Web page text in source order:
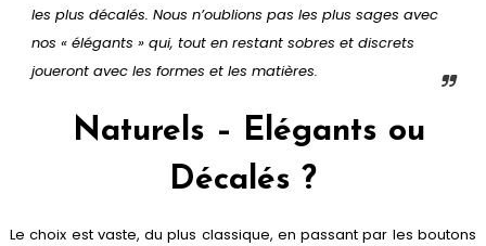
les plus décalés. Nous n’oublions pas les plus sages avec
nos « élégants » qui, tout en restant sobres et discrets
joueront avec les formes et les matières.
Naturels – Elégants ou
Décalés ?
Le choix est vaste, du plus classique, en passant par les boutons